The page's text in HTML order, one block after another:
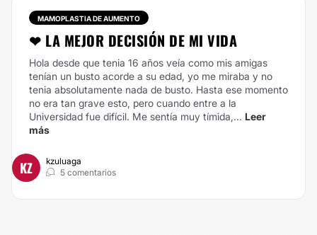
MAMOPLASTIA DE AUMENTO
❤ LA MEJOR DECISIÓN DE MI VIDA
Hola desde que tenia 16 años veía como mis amigas
tenían un busto acorde a su edad, yo me miraba y no
tenia absolutamente nada de busto. Hasta ese momento
no era tan grave esto, pero cuando entre a la
Universidad fue difícil. Me sentía muy tímida,... Leer
más
KZ
kzuluaga
5 comentarios